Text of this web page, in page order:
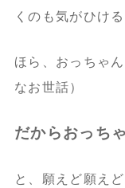
くのも気がひけ
ほら、おっちゃ
なお世話）
だからおっち
と、願えど願え